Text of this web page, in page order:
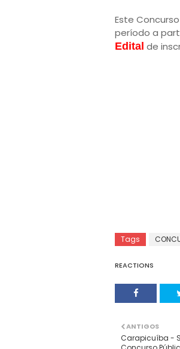
Este
período a
Edital de
Tags
REACTIONS
ANTIGOS
Carapicuíba -